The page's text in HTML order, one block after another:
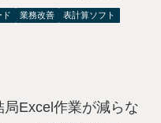
ド 業務改善 表計算ソフト
局Excel作業が減らな